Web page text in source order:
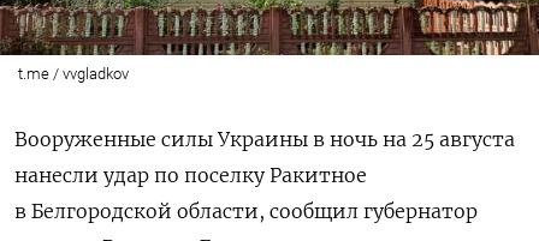
t.me / vvgladkov
Вооруженные силы Украины в ночь на 25 августа
нанесли удар по поселку Ракитное
в Белгородской области, сообщил губернатор